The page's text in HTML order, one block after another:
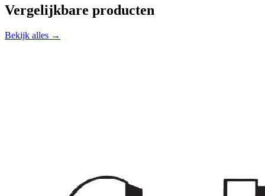
Vergelijkbare producten
Bekijk alles →